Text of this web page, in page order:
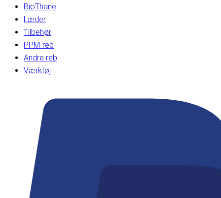
BioThane
Læder
Tilbehør
PPM-reb
Andre reb
Værktøj